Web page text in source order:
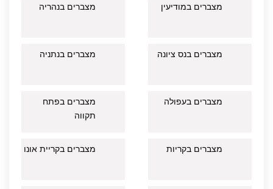
מצברים במודיעין מצברים בנהריה
מצברים בנס ציונה מצברים בנתניה
מצברים בעפולה
מצברים בפתח
תקווה
מצברים בקריות מצברים בקריית אונו